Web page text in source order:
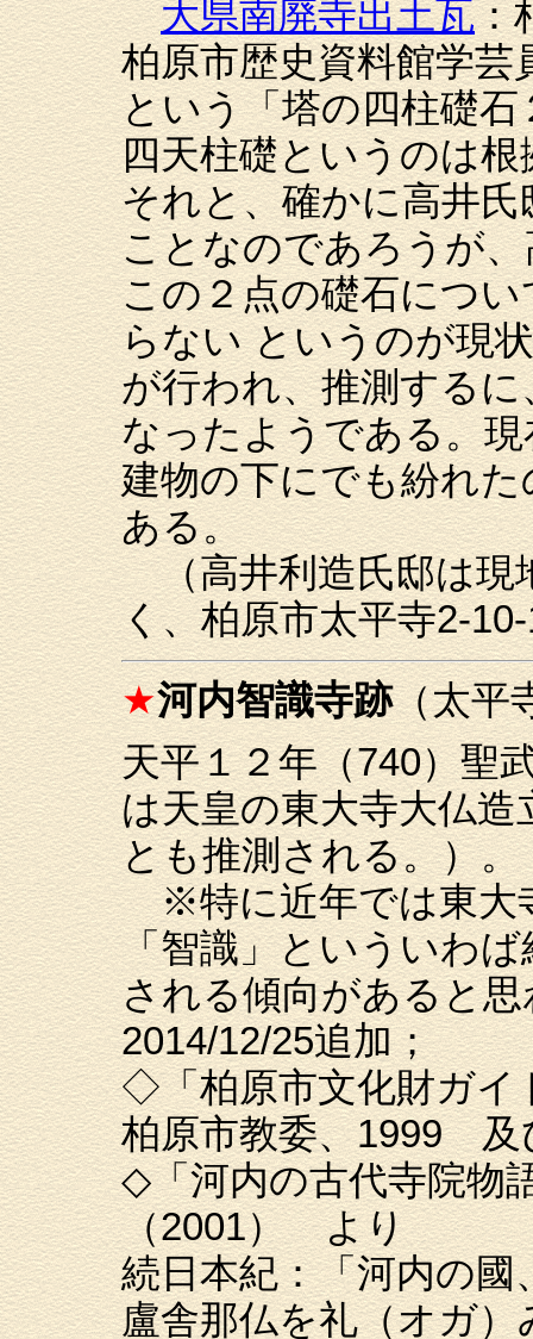
大県南廃寺出土瓦：
柏原市歴史資料館学
という「塔の四柱礎
四天柱礎というのは根
それと、確かに高井
ことなのであろうが
この２点の礎石につ
らない というのが現
が行われ、推測する
なったようである。
建物の下にでも紛れ
ある。
（高井利造氏邸は現
く、柏原市太平寺2-
★河内智識寺跡（太平
天平１２年（740）聖
は天皇の東大寺大仏
とも推測される。）。
※特に近年では東大
「智識」といういわ
される傾向があると
2014/12/25追加；
◇「柏原市文化財ガ
柏原市教委、1999 及
◇「河内の古代寺院物
（2001） より
続日本紀：「河内の
盧舎那仏を礼（オガ